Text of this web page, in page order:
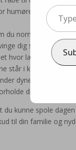
humøret svinger
du normalt elsker,
dig selv igennem?
hvor længe du har
står i kø for at
dynen med en
dig til andre
du kunne spole
til din familie og
Type
your
email…